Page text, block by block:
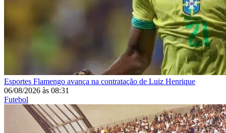
Esportes Flamengo avança na contratação de Luiz Henrique
06/08/2026 às 08:31
Futebol